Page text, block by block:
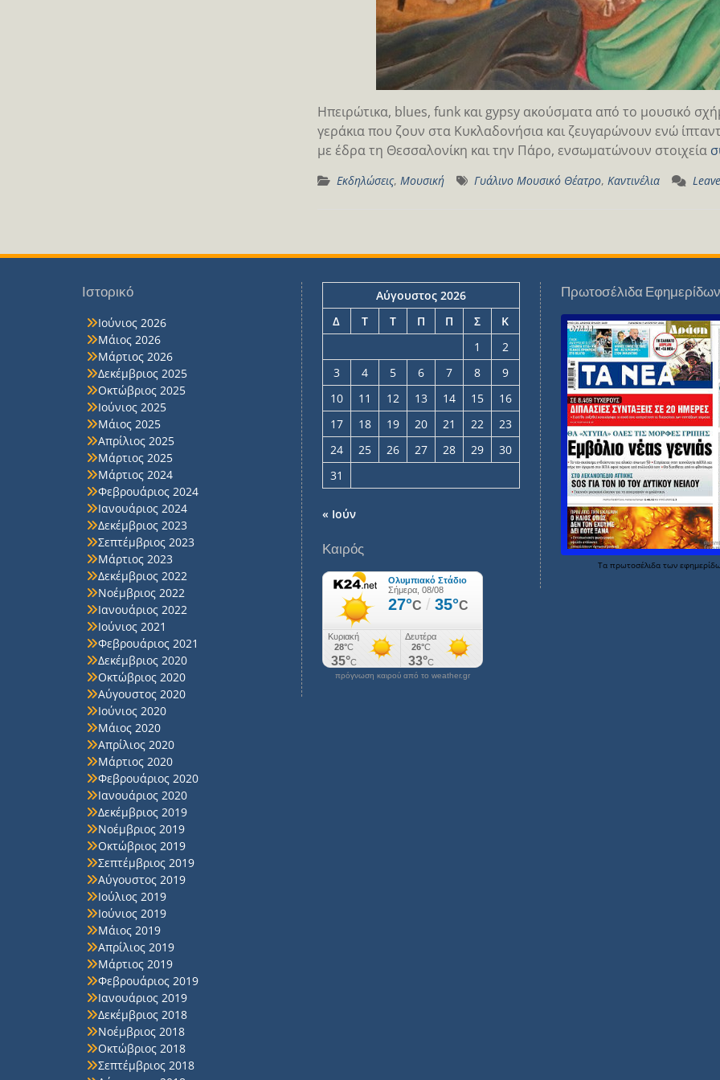
Ηπειρώτικα, blues, funk και gypsy ακούσματα από το μουσικό
γεράκια που ζουν στα Κυκλαδονήσια και ζευγαρώνουν ενώ
με έδρα τη Θεσσαλονίκη και την Πάρο, ενσωματώνουν στοιχεία
Εκδηλώσεις, Μουσική Γυάλινο Μουσικό Θέατρο, Καντινέλια
Ιστορικό
Ιούνιος 2026
Μάιος 2026
Μάρτιος 2026
Δεκέμβριος 2025
Οκτώβριος 2025
Ιούνιος 2025
Μάιος 2025
Απρίλιος 2025
Μάρτιος 2025
Μάρτιος 2024
Φεβρουάριος 2024
Ιανουάριος 2024
Δεκέμβριος 2023
Σεπτέμβριος 2023
Μάρτιος 2023
Δεκέμβριος 2022
Νοέμβριος 2022
Ιανουάριος 2022
Ιούνιος 2021
Φεβρουάριος 2021
Δεκέμβριος 2020
Οκτώβριος 2020
Αύγουστος 2020
Ιούνιος 2020
Μάιος 2020
Απρίλιος 2020
Μάρτιος 2020
Φεβρουάριος 2020
Ιανουάριος 2020
Δεκέμβριος 2019
Νοέμβριος 2019
Οκτώβριος 2019
Σεπτέμβριος 2019
Αύγουστος 2019
Ιούλιος 2019
Ιούνιος 2019
Μάιος 2019
Απρίλιος 2019
Μάρτιος 2019
Φεβρουάριος 2019
Ιανουάριος 2019
Δεκέμβριος 2018
Νοέμβριος 2018
Οκτώβριος 2018
Σεπτέμβριος 2018
Αύγουστος 2026
Δ
Τ Τ Π Π Σ
Κ
1
2
3
4 5 6 7 8
9
10
11 12 13 14 15
16
17
18 19 20 21 22
23
24
25 26 27 28 29
30
31
« Ιούν
Καιρός
πρόγνωση καιρού από το weather.gr
Πρωτοσέλιδα Εφημερίδων
Τα πρωτοσέλιδα των